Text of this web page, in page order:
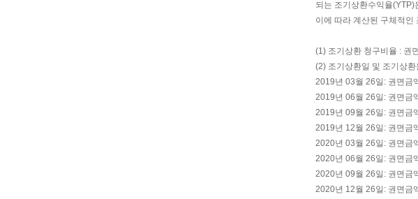
되는 조기상환수익율
이에 따라 계산된 구체적인
(1) 조기상환 청구비율 : 권
(2) 조기상환일 및 조기상환
2019년 03월 26일: 권면금
2019년 06월 26일: 권면금
2019년 09월 26일: 권면금
2019년 12월 26일: 권면금
2020년 03월 26일: 권면금
2020년 06월 26일: 권면금
2020년 09월 26일: 권면금
2020년 12월 26일: 권면금